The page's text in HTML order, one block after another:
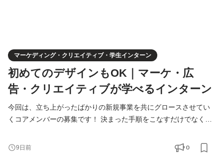
マーケディング・クリエイティブ・学生インターン
初めてのデザインもOK｜マーケ・広
告・クリエイティブが学べるインターン
今回は、立ち上がったばかりの新規事業を共にグロースさせてい
くコアメンバーの募集です！ 決まった手順をこなすだけでなく、
実行していく。ゼロから事業を大きくしていく、一番面白くて熱
量の高いフェーズを共に味わいましょう！新規事業ならではの
9日前 0